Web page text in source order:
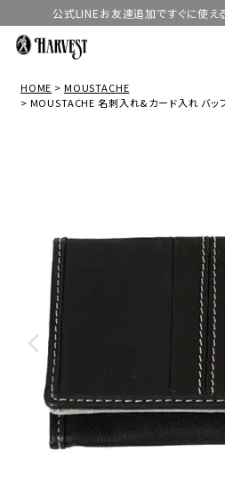
公式LINEお友達追加ですぐに使え
HOME
MOUSTACHE
MOUSTACHE 名刺入れ&カード入れ バ